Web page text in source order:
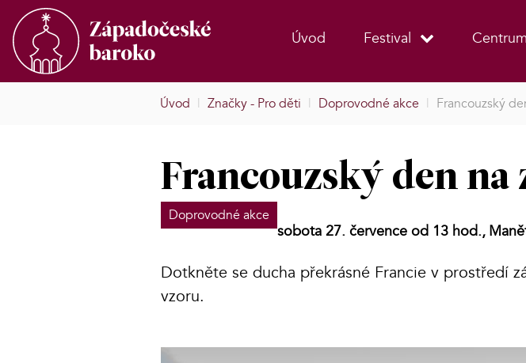
Úvod Festival
Úvod | Značky - Pro děti | Doprovodné akce | Francouzský
Francouzský den
Doprovodné akce
sobota 27. července od 13 hod.,
Dotkněte se ducha překrásné Francie v prostředí
vzoru.